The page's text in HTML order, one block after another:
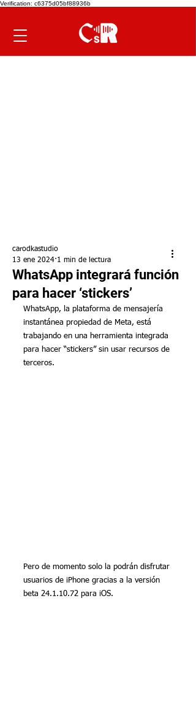
Verification: c6375d05bf88936b
WhatsApp integrará función
para hacer ‘stickers’
carodkastudio
13 ene 2024 1 min de lectura
WhatsApp, la plataforma de mensajería
instantánea propiedad de Meta, está
trabajando en una herramienta integrada
para hacer “stickers” sin usar recursos de
terceros.
Pero de momento solo la podrán disfrutar
usuarios de iPhone gracias a la versión
beta 24.1.10.72 para iOS.